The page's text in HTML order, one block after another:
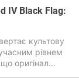
IV Black Flag:
культову
рівнем
оригінал